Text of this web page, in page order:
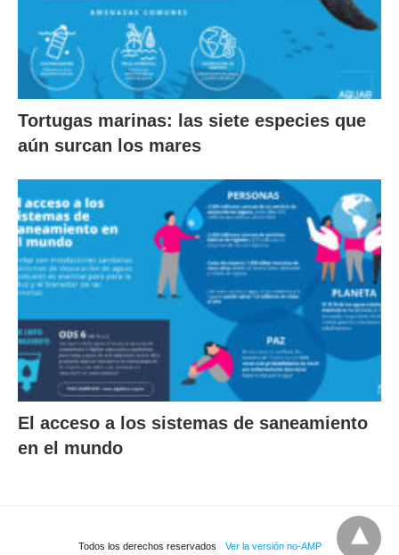
Tortugas marinas: las siete especies que
aún surcan los mares
El acceso a los sistemas de saneamiento
en el mundo
Todos los derechos reservados Ver la versión no-AMP